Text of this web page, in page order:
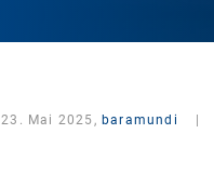
23. Mai 2025, baramundi